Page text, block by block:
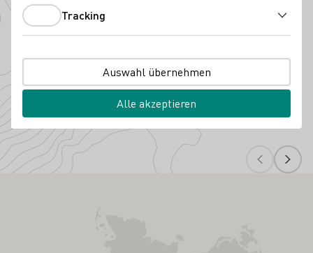
Tracking
Auswahl übernehmen
Alle akzeptieren